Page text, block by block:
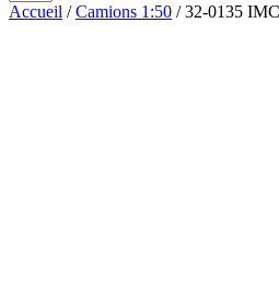
Accueil /Camions 1:50 / 32-0135